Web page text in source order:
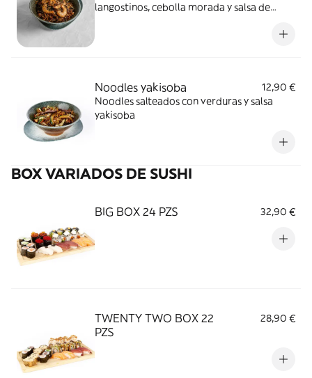
langostinos, cebolla morada y salsa de
Noodles yakisoba
12,90 €
Noodles salteados con verduras y salsa
yakisoba
BOX VARIADOS DE SUSHI
BIG BOX 24 PZS 32,90 €
TWENTY TWO BOX 22
PZS
28,90 €